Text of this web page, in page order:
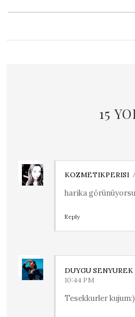
15
KOZMETIKPERISI
harika
Reply
DUYGU SENYUREK
10:44 PM
Tesekkurler kujum:)